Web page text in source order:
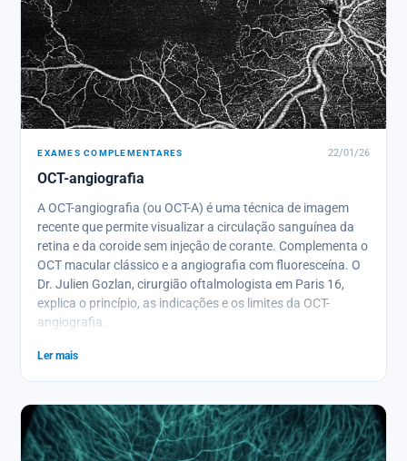
EXAMES COMPLEMENTARES 22/01/26
OCT-angiografia
A OCT-angiografia (ou OCT-A) é uma técnica de imagem
recente que permite visualizar a circulação sanguínea da
retina e da coroide sem injeção de corante. Complementa o
OCT macular clássico e a angiografia com fluoresceína. O
Dr. Julien Gozlan, cirurgião oftalmologista em Paris 16,
explica o princípio, as indicações e os limites da OCT-
angiografia.
Ler mais